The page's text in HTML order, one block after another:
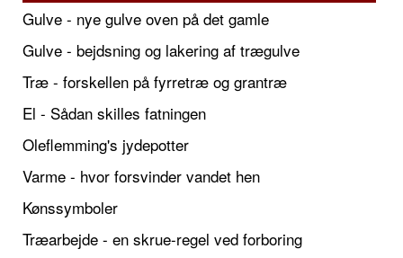
Gulve - nye gulve oven på det gamle
Gulve - bejdsning og lakering af trægulve
Træ - forskellen på fyrretræ og grantræ
El - Sådan skilles fatningen
Oleflemming's jydepotter
Varme - hvor forsvinder vandet hen
Kønssymboler
Træarbejde - en skrue-regel ved forboring